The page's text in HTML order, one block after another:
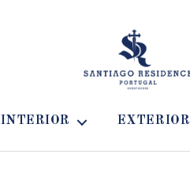
Residence
House
INTERIOR EXTERIOR